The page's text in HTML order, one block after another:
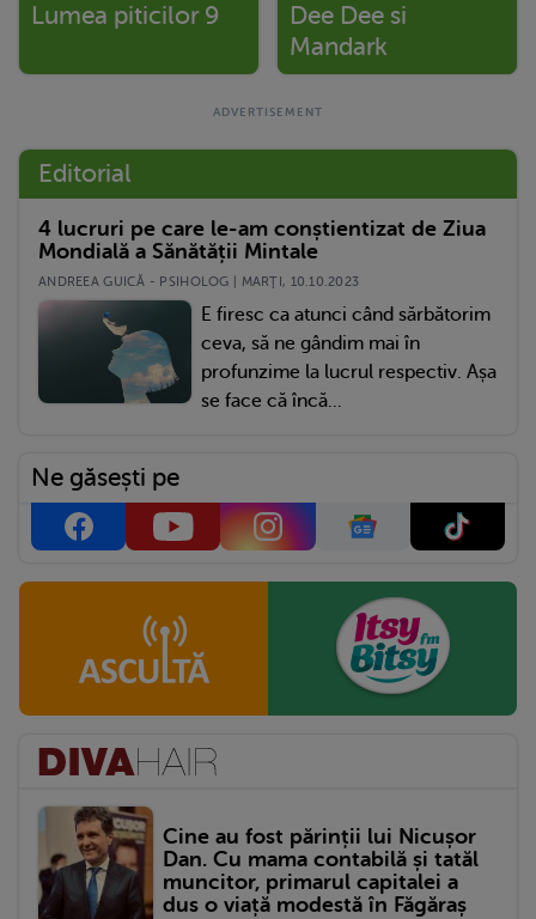
Lumea piticilor 9
Dee Dee si
Mandark
Editorial
4 lucruri pe care le-am conștientizat de Ziua
Mondială a Sănătății Mintale
ANDREEA GUICĂ - PSIHOLOG | MARŢI, 10.10.2023
E firesc ca atunci când sărbătorim
ceva, să ne gândim mai în
profunzime la lucrul respectiv. Așa
se face că încă...
Ne găsești pe
Cine au fost părinții lui Nicușor
Dan. Cu mama contabilă și tatăl
muncitor, primarul capitalei a
dus o viață modestă în Făgăraș